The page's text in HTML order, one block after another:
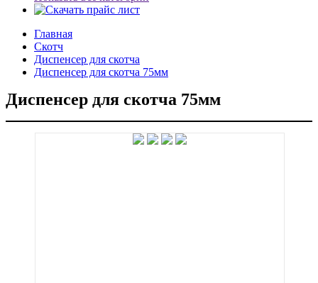
Главная
Скотч
Диспенсер для скотча
Диспенсер для скотча 75мм
Диспенсер для скотча 75мм